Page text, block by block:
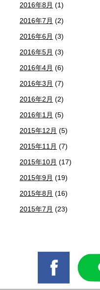
2016年8月 (1)
2016年7月 (2)
2016年6月 (3)
2016年5月 (3)
2016年4月 (6)
2016年3月 (7)
2016年2月 (2)
2016年1月 (5)
2015年12月 (5)
2015年11月 (7)
2015年10月 (17)
2015年9月 (19)
2015年8月 (16)
2015年7月 (23)